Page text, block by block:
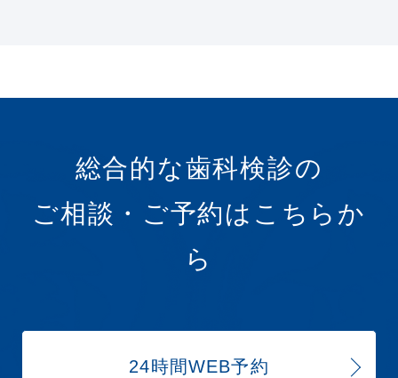
総合的な歯科検診の
ご相談・ご予約はこちらか
ら
24時間WEB予約